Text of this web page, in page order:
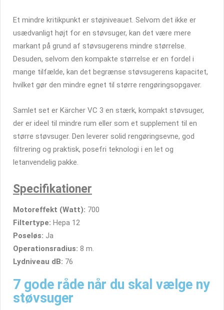
Et mindre kritikpunkt er støjniveauet. Selvom det ikke er
usædvanligt højt for en støvsuger, kan det være mere
markant på grund af støvsugerens mindre størrelse.
Desuden, selvom den kompakte størrelse er en fordel i
mange tilfælde, kan det begrænse støvsugerens kapacitet,
hvilket gør den mindre egnet til større rengøringsopgaver.
Samlet set er Kärcher VC 3 en stærk, kompakt støvsuger,
der er ideel til mindre rum eller som et supplement til en
større støvsuger. Den leverer solid rengøringsevne, god
filtrering og praktisk, posefri teknologi i en let og
letanvendelig pakke.
Specifikationer
Motoreffekt (Watt): 700
Filtertype: Hepa 12
Poseløs: Ja
Operationsradius: 8 m.
Lydniveau dB: 76
7 gode råde når du skal vælge ny
støvsuger